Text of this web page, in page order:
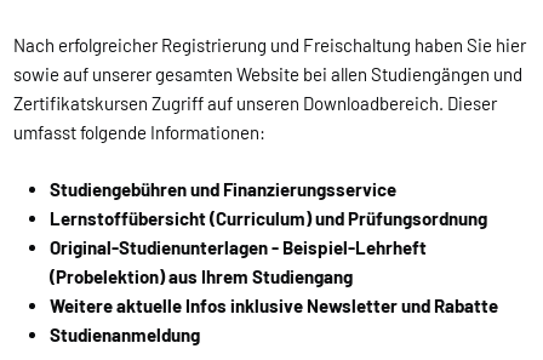
Nach erfolgreicher Registrierung und Freischaltung haben Sie hier
sowie auf unserer gesamten Website bei allen Studiengängen und
Zertifikatskursen Zugriff auf unseren Downloadbereich. Dieser
umfasst folgende Informationen:
Studiengebühren und Finanzierungsservice
Lernstoffübersicht (Curriculum) und Prüfungsordnung
Original-Studienunterlagen - Beispiel-Lehrheft
(Probelektion) aus Ihrem Studiengang
Weitere aktuelle Infos inklusive Newsletter und Rabatte
Studienanmeldung